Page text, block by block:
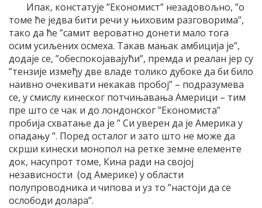
Ипак, констатује ”Економист” незадовољно, ”о
томе ће једва бити речи у њиховим разговорима”,
тако да ће ”самит вероватно донети мало тога
осим усиљених осмеха. Такав мањак амбиција је”,
додаје се, ”обеспокојавајући”, премда и реалан јер су
”тензије између две владе толико дубоке да би било
наивно очекивати некакав пробој” – подразумева
се, у смислу кинеског потчињавања Америци – тим
пре што се чак и до лондонског ”Економиста”
пробија схватање да је ” Си уверен да је Америка у
опадању ”. Поред осталог и зато што не може да
скрши кинески монопол на ретке земне елементе
док, насупрот томе, Кина ради на својој
независности (од Америке) у области
полупроводника и чипова и уз то ”настоји да се
ослободи долара”.